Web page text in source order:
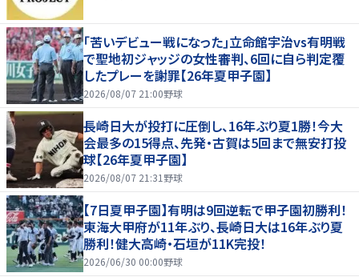
｢苦いデビュー戦になった｣立命館宇治vs有明戦
で聖地初ジャッジの女性審判、6回に自ら判定覆
したプレーを謝罪【26年夏甲子園】
2026/08/07 21:00野球
長崎日大が投打に圧倒し、16年ぶり夏1勝！今大
会最多の15得点、先発・古賀は5回まで無安打投
球【26年夏甲子園】
2026/08/07 21:31 野球
【7日夏甲子園】有明は9回逆転で甲子園初勝利！
東海大甲府が11年ぶり、長崎日大は16年ぶり夏
勝利！健大高崎・石垣が11K完投！
2026/06/30 00:00野球